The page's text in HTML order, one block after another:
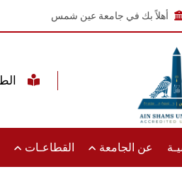
أهلاً بك في جامعة عين شمس
عن الجامعة القطاعـات